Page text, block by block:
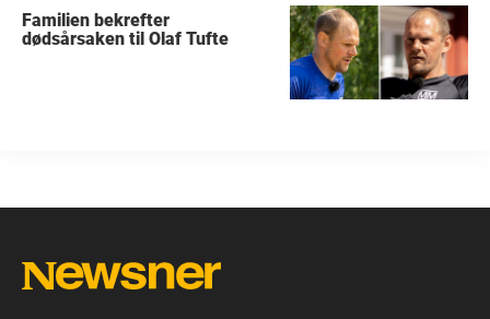
Familien bekrefter
dødsårsaken til Olaf Tufte